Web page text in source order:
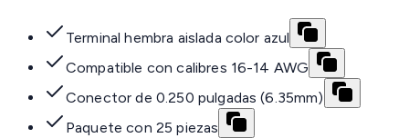
Terminal hembra aislada color azul
Compatible con calibres 16-14 AWG
Conector de 0.250 pulgadas (6.35mm)
Paquete con 25 piezas